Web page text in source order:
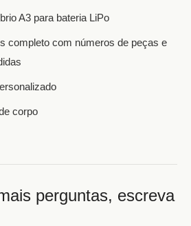
A3 para bateria LiPo
completo com números de peças e
corpo
perguntas, escreva